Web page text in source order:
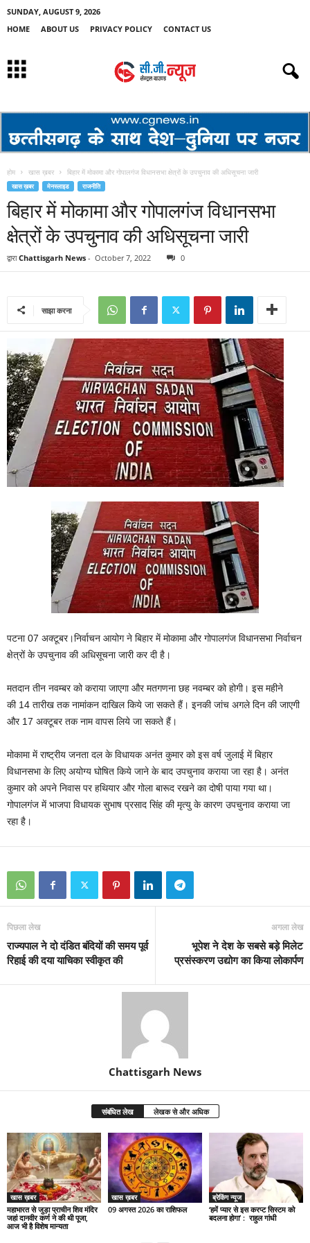
SUNDAY, AUGUST 9, 2026
HOME
ABOUT US PRIVACY POLICY CONTACT US
होम खास ख़बर बिहार में मोकामा और गोपालगंज विधानसभा क्षेत्रों के उपचुनाव की अधिसूचना जारी
खास ख़बर मेनस्लाइड राजनीति
बिहार में मोकामा और गोपालगंज विधानसभा
क्षेत्रों के उपचुनाव की अधिसूचना जारी
द्वारा Chattisgarh News - October 7, 2022 0
साझा करना
पटना 07 अक्टूबर।निर्वाचन आयोग ने बिहार में मोकामा और गोपालगंज विधानसभा निर्वाचन
क्षेत्रों के उपचुनाव की अधिसूचना जारी कर दी है।
मतदान तीन नवम्‍बर को कराया जाएगा और मतगणना छह नवम्‍बर को होगी। इस महीने
की 14 तारीख तक नामांकन दाखिल किये जा सकते हैं। इनकी जांच अगले दिन की जाएगी
और 17 अक्‍टूबर तक नाम वापस लिये जा सकते हैं।
मोकामा में राष्‍ट्रीय जनता दल के विधायक अनंत कुमार को इस वर्ष जुलाई में बिहार
विधानसभा के लिए अयोग्‍य घोषित किये जाने के बाद उपचुनाव कराया जा रहा है। अनंत
कुमार को अपने निवास पर हथियार और गोला बारूद रखने का दोषी पाया गया था।
गोपालगंज में भाजपा विधायक सुभाष प्रसाद सिंह की मृत्‍यु के कारण उपचुनाव कराया जा
रहा है।
पिछला लेख
राज्यपाल ने दो दंडित बंदियों की समय पूर्व
रिहाई की दया याचिका स्वीकृत की
अगला लेख
भूपेश ने देश के सबसे बड़े मिलेट
प्रसंस्करण उद्योग का किया लोकार्पण
Chattisgarh News
संबंधित लेख लेखक से और अधिक
खास ख़बर
महाभारत से जुड़ा प्राचीन शिव मंदिर
जहां दानवीर कर्ण ने की थी पूजा,
आज भी है विशेष मान्यता
खास ख़बर
09 अगस्त 2026 का राशिफल
ब्रेकिंग न्यूज
‘हमें प्यार से इस करप्ट सिस्टम को
बदलना होगा’ : राहुल गांधी